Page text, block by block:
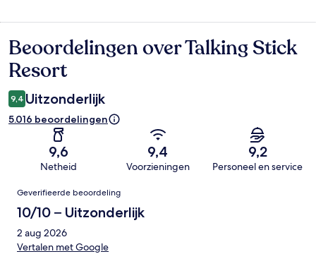
Beoordelingen
Beoordelingen over Talking Stick
Resort
9,4 Uitzonderlijk
5.016 beoordelingen
9,6
Netheid
9,4
Voorzieningen
9,2
Personeel en service
Beoordelingen
Geverifieerde beoordeling
10/10 – Uitzonderlijk
2 aug 2026
Vertalen met Google